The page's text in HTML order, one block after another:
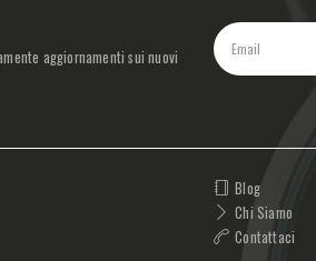
aggiornamenti sui nuovi
Blog
Chi Siamo
Contattaci